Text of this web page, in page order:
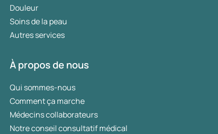
Douleur
Soins de la peau
Autres services
À propos de nous
Qui sommes-nous
Comment ça marche
Médecins collaborateurs
Notre conseil consultatif médical